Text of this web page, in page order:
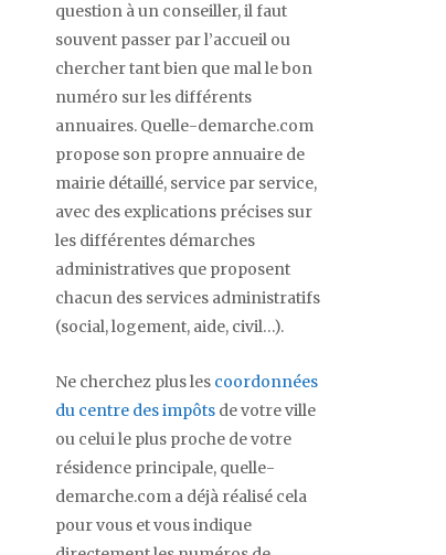
question à un conseiller, il faut
souvent passer par l’accueil ou
chercher tant bien que mal le bon
numéro sur les différents
annuaires. Quelle-demarche.com
propose son propre annuaire de
mairie détaillé, service par service,
avec des explications précises sur
les différentes démarches
administratives que proposent
chacun des services administratifs
(social, logement, aide, civil…).
Ne cherchez plus les coordonnées
du centre des impôts de votre ville
ou celui le plus proche de votre
résidence principale, quelle-
demarche.com a déjà réalisé cela
pour vous et vous indique